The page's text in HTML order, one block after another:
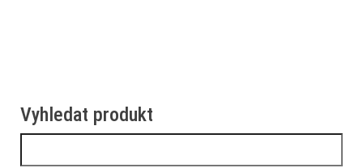
Vyhledat produkt